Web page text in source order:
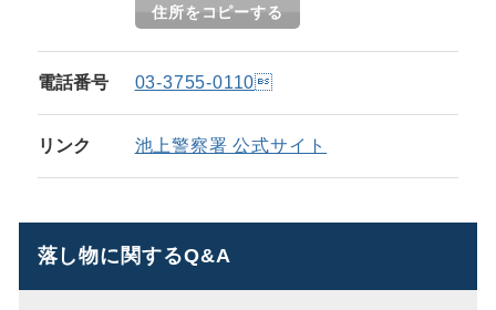
住所をコピーする
電話番号 03-3755-0110
リンク 池上警察署 公式サイト
落し物に関するQ&A